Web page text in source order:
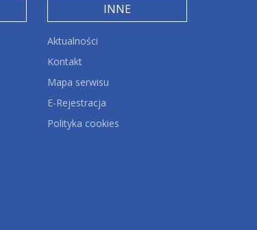
INNE
Aktualności
Kontakt
Mapa serwisu
E-Rejestracja
Polityka cookies